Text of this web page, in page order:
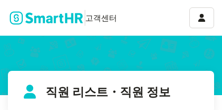
고객센터 계정
직원 리스트・직원 정보